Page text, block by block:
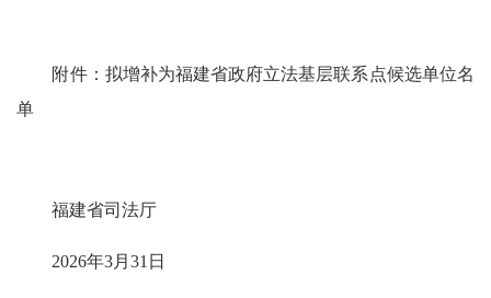
附件：拟增补为福建省政府立法基层联系点候选单位名
单
福建省司法厅
2026年3月31日